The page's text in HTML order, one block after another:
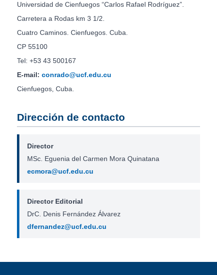
Universidad de Cienfuegos “Carlos Rafael Rodríguez”.
Carretera a Rodas km 3 1/2.
Cuatro Caminos. Cienfuegos. Cuba.
CP 55100
Tel: +53 43 500167
E-mail: conrado@ucf.edu.cu
Cienfuegos, Cuba.
Dirección de contacto
Director
MSc. Eguenia del Carmen Mora Quinatana
ecmora@ucf.edu.cu
Director Editorial
DrC. Denis Fernández Álvarez
dfernandez@ucf.edu.cu